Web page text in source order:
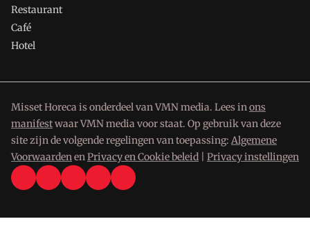
Restaurant
Café
Hotel
Misset Horeca is onderdeel van VMN media. Lees inons
manifestwaar VMN media voor staat. Op gebruik van deze
site zijn de volgende regelingen van toepassing: Algemene
VoorwaardenenPrivacy en Cookie beleid Privacy instellingen